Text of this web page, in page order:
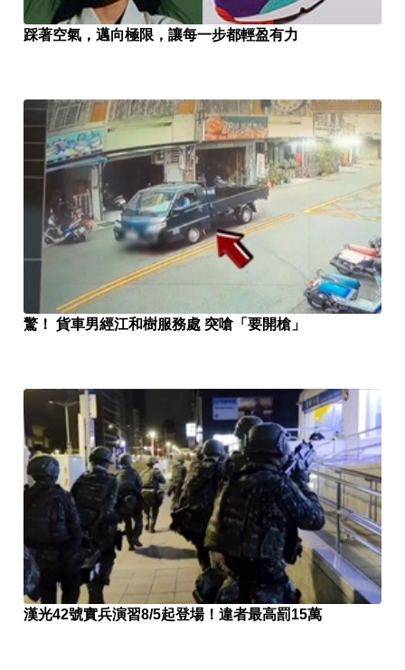
踩著空氣，邁向極限，讓每一步都輕盈有力
驚！ 貨車男經江和樹服務處 突嗆「要開槍」
漢光42號實兵演習8/5起登場！違者最高罰15萬